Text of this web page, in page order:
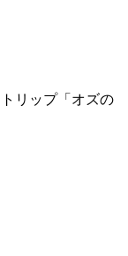
リップ「オズの